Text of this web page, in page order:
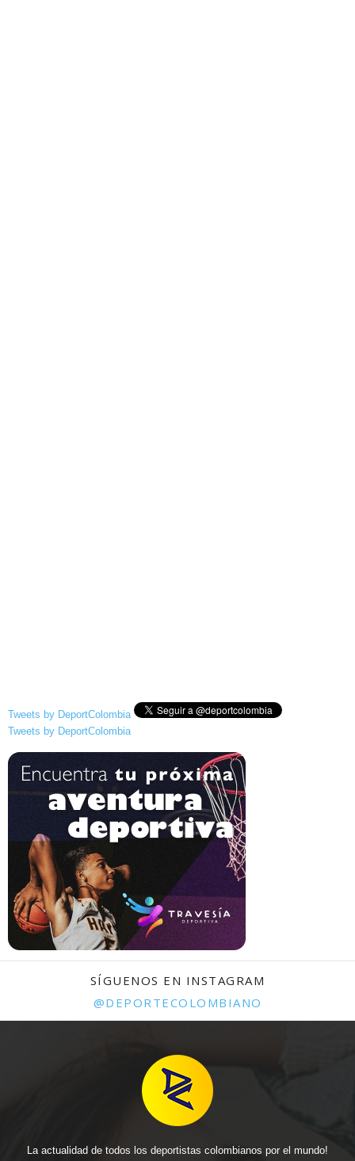
Tweets by DeportColombia
Tweets by DeportColombia
SÍGUENOS EN INSTAGRAM
@DEPORTECOLOMBIANO
La actualidad de todos los deportistas colombianos por el mundo!